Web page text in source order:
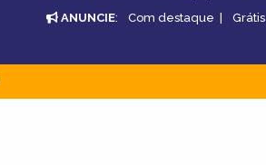
ANUNCIE: Com destaque | Grátis